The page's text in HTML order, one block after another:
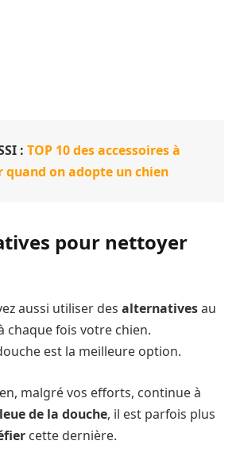
: TOP 10 des accessoires à
quand on adopte un chien
pour nettoyer
aussi utiliser des alternativesau
chaque fois votre chien.
est la meilleure option.
malgré vos efforts, continue à
de la douche, il est parfois plus
cette dernière.